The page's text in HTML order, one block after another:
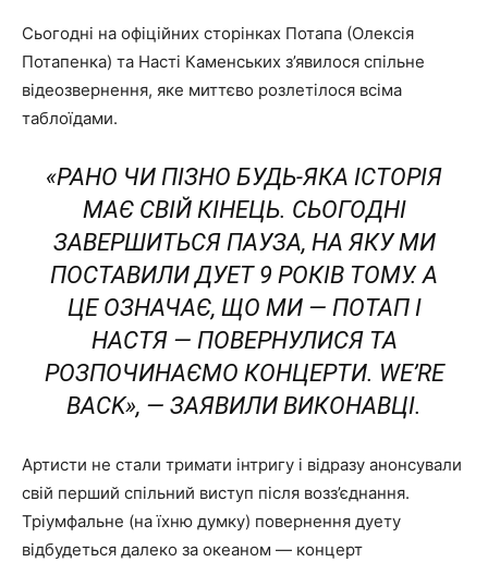
Сьогодні на офіційних сторінках Потапа (Олексія
Потапенка) та Насті Каменських з’явилося спільне
відеозвернення, яке миттєво розлетілося всіма
таблоїдами.
«РАНО ЧИ ПІЗНО БУДЬ-ЯКА ІСТОРІЯ
МАЄ СВІЙ КІНЕЦЬ. СЬОГОДНІ
ЗАВЕРШИТЬСЯ ПАУЗА, НА ЯКУ МИ
ПОСТАВИЛИ ДУЕТ 9 РОКІВ ТОМУ. А
ЦЕ ОЗНАЧАЄ, ЩО МИ — ПОТАП І
НАСТЯ — ПОВЕРНУЛИСЯ ТА
РОЗПОЧИНАЄМО КОНЦЕРТИ. WE’RE
BACK», — ЗАЯВИЛИ ВИКОНАВЦІ.
Артисти не стали тримати інтригу і відразу анонсували
свій перший спільний виступ після возз’єднання.
Тріумфальне (на їхню думку) повернення дуету
відбудеться далеко за океаном — концерт